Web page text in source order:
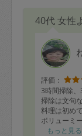
40代 女性
評価：
3時間掃除、
掃除は文句
料理は初め
ボリューミ
に入りをみ
もっと見る